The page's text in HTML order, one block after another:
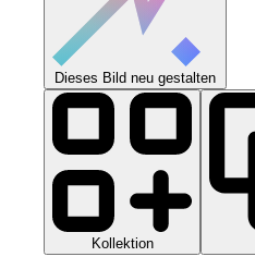
Dieses Bild neu gestalten
Kollektion